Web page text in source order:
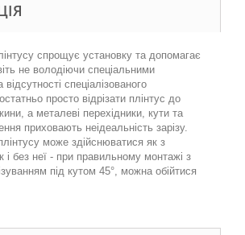
спрощує установку та допомагає
не володіючи спеціальними
спеціалізованого
просто відрізати плінтус до
а металеві перехідники, кути та
приховають неідеальність зарізу.
може здійснюватися як з
і без неї - при правильному монтажі з
під кутом 45°, можна обійтися